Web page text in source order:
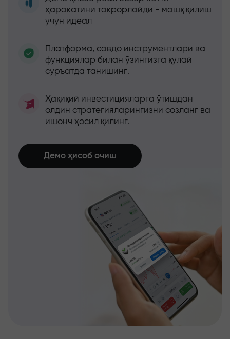
ҳаракатини такрорлайди - машқ қилиш
учун идеал
Платформа, савдо инструментлари ва
функциялар билан ўзингизга қулай
суръатда танишинг.
Ҳақиқий инвестицияларга ўтишдан
олдин стратегияларингизни созланг ва
ишонч ҳосил қилинг.
Демо ҳисоб очиш